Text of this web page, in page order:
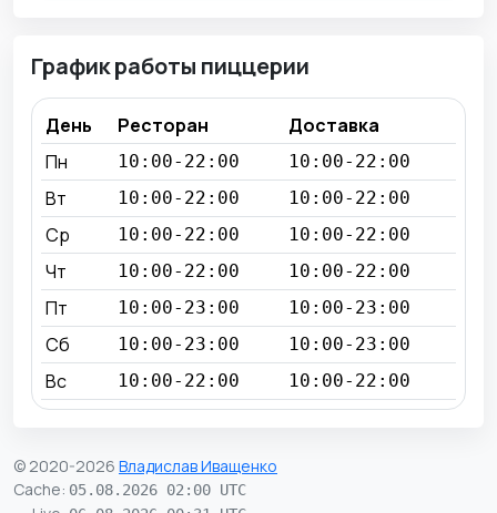
График работы пиццерии
День Ресторан
Доставка
Пн
10:00-22:00 10:00-22:00
Вт 10:00-22:00 10:00-22:00
Ср 10:00-22:00 10:00-22:00
Чт 10:00-22:00 10:00-22:00
Пт 10:00-23:00 10:00-23:00
Сб 10:00-23:00 10:00-23:00
Вс 10:00-22:00 10:00-22:00
© 2020-2026 Владислав Иващенко
Cache: 05.08.2026 02:00 UTC